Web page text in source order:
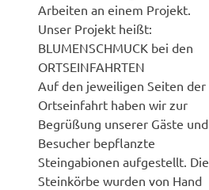
Arbeiten an einem Projekt.
Unser Projekt heißt:
BLUMENSCHMUCK bei den
ORTSEINFAHRTEN
Auf den jeweiligen Seiten der
Ortseinfahrt haben wir zur
Begrüßung unserer Gäste und
Besucher bepflanzte
Steingabionen aufgestellt. Die
Steinkörbe wurden von Hand